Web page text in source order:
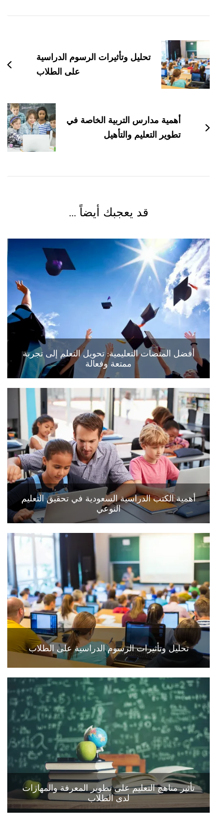
بين
التدوينات
تحليل وتأثيرات الرسوم الدراسية
على الطلاب
أهمية مدارس التربية الخاصة في
تطوير التعليم والتأهيل
قد يعجبك أيضاً ...
أفضل المنصات التعليمية: تحويل التعلم إلى تجربة
ممتعة وفعالة
أهمية الكتب الدراسية السعودية في تحقيق التعليم
النوعي
تحليل وتأثيرات الرسوم الدراسية على الطلاب
تأثير مناهج التعليم على تطوير المعرفة والمهارات
لدى الطلاب